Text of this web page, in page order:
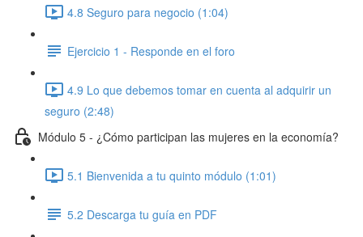
4.8 Seguro para negocio (1:04)
Ejercicio 1 - Responde en el foro
4.9 Lo que debemos tomar en cuenta al adquirir un
seguro (2:48)
Módulo 5 - ¿Cómo participan las mujeres en la economía?
5.1 Bienvenida a tu quinto módulo (1:01)
5.2 Descarga tu guía en PDF